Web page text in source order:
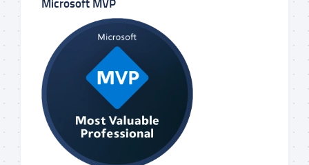
Microsoft MVP